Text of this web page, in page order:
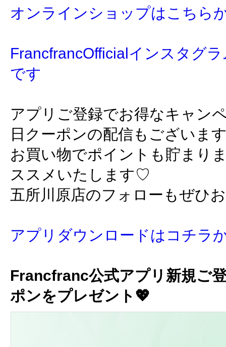
オンラインショップはこちら
FrancfrancOfficialインスタグ
です
アプリご登録でお得なキャン
日クーポンの配信もございま
お買い物でポイントも貯まり
ススメいたします♡
五所川原店のフォローもぜひ
アプリダウンロードはコチラ
Francfranc公式アプリ新規ご
ポンをプレゼント💖